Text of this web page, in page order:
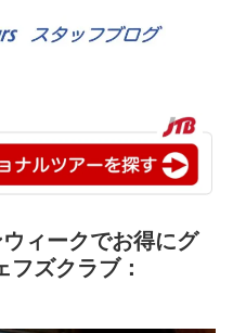
ィークでお得にグ
ズクラブ：